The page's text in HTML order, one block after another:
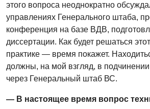
этого вопроса неоднократно
управлениях Генерального штаба,
конференция на базе ВДВ,
диссертации. Как будет решаться
практике — время покажет.
должны, на мой взгляд, в
через Генеральный штаб ВС.
— В настоящее время вопрос